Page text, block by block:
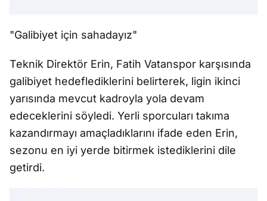
"Galibiyet için sahadayız"
Teknik Direktör Erin, Fatih Vatanspor karşısında
galibiyet hedeflediklerini belirterek, ligin ikinci
yarısında mevcut kadroyla yola devam
edeceklerini söyledi. Yerli sporcuları takıma
kazandırmayı amaçladıklarını ifade eden Erin,
sezonu en iyi yerde bitirmek istediklerini dile
getirdi.